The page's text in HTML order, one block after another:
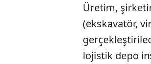
Üretim,
(ekskavatör,
lojistik depo